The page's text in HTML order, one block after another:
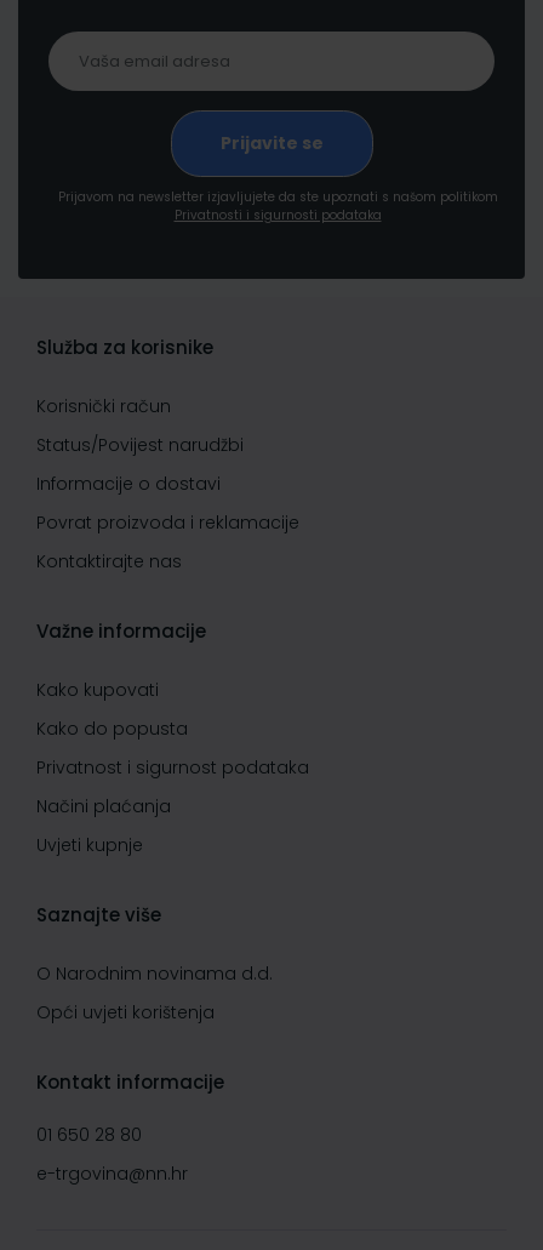
Prijavom na newsletter izjavljujete da ste upoznati s našom politikom
Privatnosti i sigurnosti podataka
Služba za korisnike
Korisnički račun
Status/Povijest narudžbi
Informacije o dostavi
Povrat proizvoda i reklamacije
Kontaktirajte nas
Važne informacije
Kako kupovati
Kako do popusta
Privatnost i sigurnost podataka
Načini plaćanja
Uvjeti kupnje
Saznajte više
O Narodnim novinama d.d.
Opći uvjeti korištenja
Kontakt informacije
01 650 28 80
e-trgovina@nn.hr